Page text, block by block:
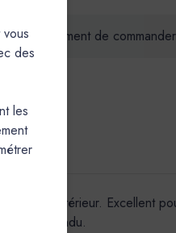
fortement de
Extérieur. Excellent
satin tendu.
des
les